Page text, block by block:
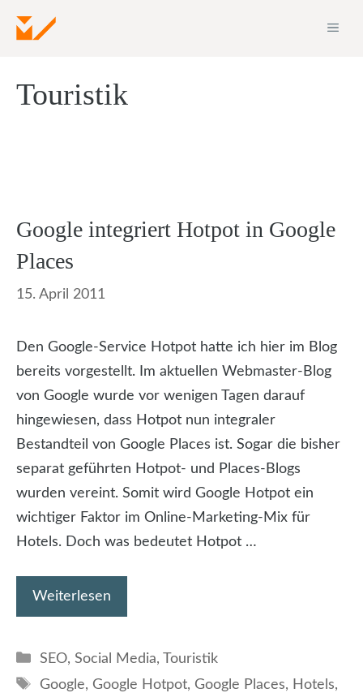
Inhalt
Touristik
Google integriert Hotpot in Google
Places
15. April 2011
Den Google-Service Hotpot hatte ich hier im Blog
bereits vorgestellt. Im aktuellen Webmaster-Blog
von Google wurde vor wenigen Tagen darauf
hingewiesen, dass Hotpot nun integraler
Bestandteil von Google Places ist. Sogar die bisher
separat geführten Hotpot- und Places-Blogs
wurden vereint. Somit wird Google Hotpot ein
wichtiger Faktor im Online-Marketing-Mix für
Hotels. Doch was bedeutet Hotpot …
Weiterlesen
Kategorien
SEO, Social Media, Touristik
Schlagwörter
Google, Google Hotpot, Google Places, Hotels,